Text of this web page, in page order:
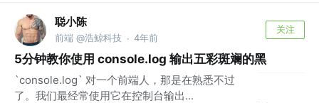
聪小陈
前端 @浩鲸科技 · 4年前
关注
5分钟教你使用 console.log 输出五彩斑斓的黑
`console.log` 对一个前端人，那是在熟悉不过
了。我们最经常使用它在控制台输出...